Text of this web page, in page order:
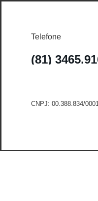
Telefone
(81)
CNPJ: 00.388.834/